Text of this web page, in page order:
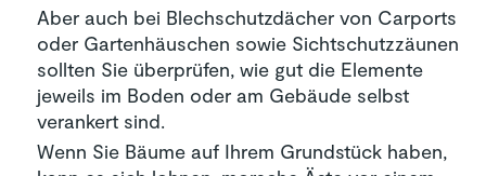
Aber auch bei Blechschutzdächer von Carports
oder Gartenhäuschen sowie Sichtschutzzäunen
sollten Sie überprüfen, wie gut die Elemente
jeweils im Boden oder am Gebäude selbst
verankert sind.
Wenn Sie Bäume auf Ihrem Grundstück haben,